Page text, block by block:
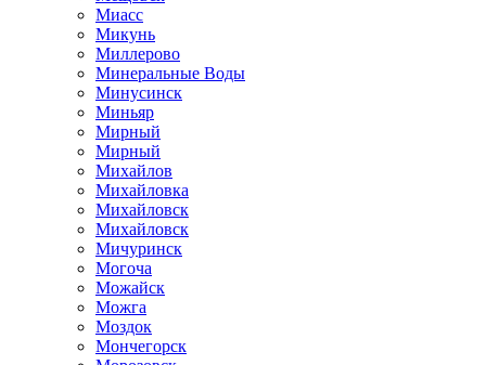
Миасс
Микунь
Миллерово
Минеральные Воды
Минусинск
Миньяр
Мирный
Мирный
Михайлов
Михайловка
Михайловск
Михайловск
Мичуринск
Могоча
Можайск
Можга
Моздок
Мончегорск